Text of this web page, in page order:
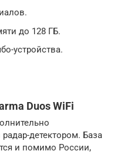
до 128 ГБ.
устройства.
Duos WiFi
детектором. База
и помимо России,